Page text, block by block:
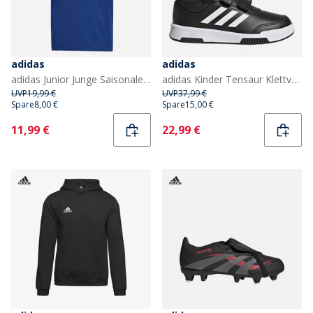
adidas
adidas Junior Junge Saisonale Essentials Farbblock T Shirt Dark Blue/Glow Blue/Weiß
UVP19,99 €
Spare8,00 €
Current
11,99 €
adidas
adidas Kinder Tensaur Klettverschluss Klettverschluss Turnschuhe Core Black/Cloud White/Core Black
UVP37,99 €
Spare15,00 €
Current
22,99 €